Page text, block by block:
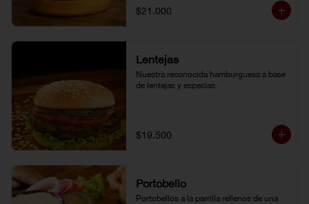
$21.000
Lentejas
Nuestra reconocida hamburguesa a base
de lentejas y especias.
$19.500
Portobello
Portobellos a la parrilla rellenos de una